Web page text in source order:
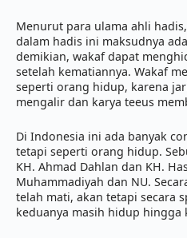
Menurut para ulama ahli
dalam hadis ini maksudnya
demikian, wakaf dapat
setelah kematiannya. Wakaf
seperti orang hidup, karena
mengalir dan karya teeus
Di Indonesia ini ada banyak
tetapi seperti orang hidup.
KH. Ahmad Dahlan dan KH.
Muhammadiyah dan NU.
telah mati, akan tetapi secara
keduanya masih hidup hingga